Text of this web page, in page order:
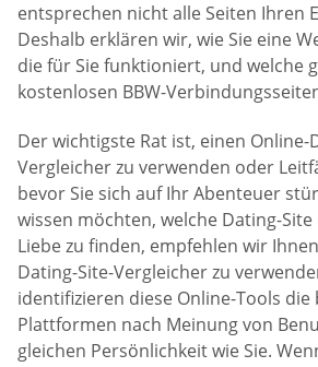
entsprechen nicht alle Seiten Ihren
Deshalb erklären wir, wie Sie eine
die für Sie funktioniert, und welche
kostenlosen BBW-
Der wichtigste Rat ist, einen Online-
Vergleicher zu verwenden oder
bevor Sie sich auf Ihr Abenteuer
wissen möchten, welche Dating-
Liebe zu finden, empfehlen wir
Dating-Site-Vergleicher zu
identifizieren diese Online-Tools die
Plattformen nach Meinung von
gleichen Persönlichkeit wie Sie.